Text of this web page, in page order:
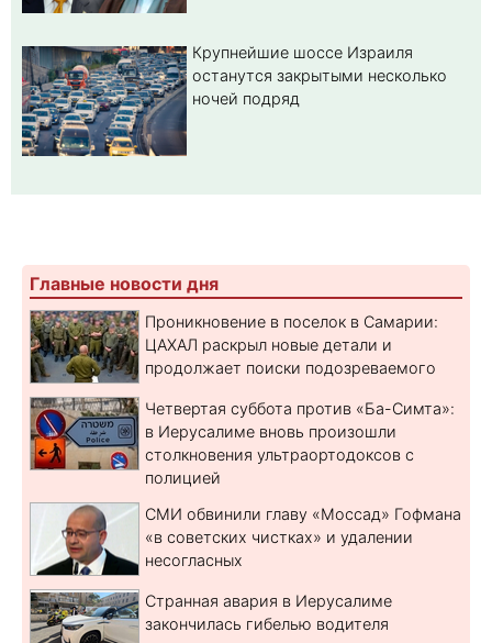
Крупнейшие шоссе Израиля
останутся закрытыми несколько
ночей подряд
Главные новости дня
Проникновение в поселок в Самарии:
ЦАХАЛ раскрыл новые детали и
продолжает поиски подозреваемого
Четвертая суббота против «Ба-Симта»:
в Иерусалиме вновь произошли
столкновения ультраортодоксов с
полицией
СМИ обвинили главу «Моссад» Гофмана
«в советских чистках» и удалении
несогласных
Странная авария в Иерусалиме
закончилась гибелью водителя